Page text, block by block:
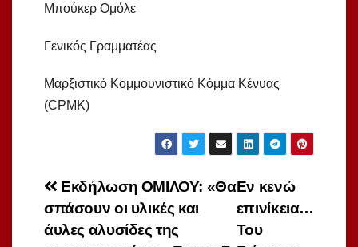
Μπούκερ Ομόλε
Γενικός Γραμματέας
Μαρξιστικό Κομμουνιστικό Κόμμα Κένυας
(CPMK)
Πλοήγηση
άρθρων
Εν κενώ
επινίκεια…
Του
Εκδήλωση ΟΜΙΛΟΥ: «Θα
σπάσουν οι υλικές και
άυλες αλυσίδες της